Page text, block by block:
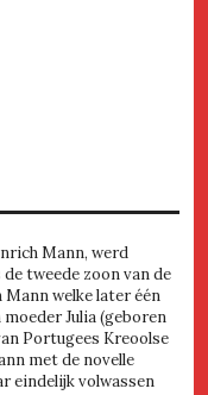
Mann, werd
tweede zoon van de
welke later één
Julia (geboren
Portugees Kreoolse
met de novelle
eindelijk volwassen